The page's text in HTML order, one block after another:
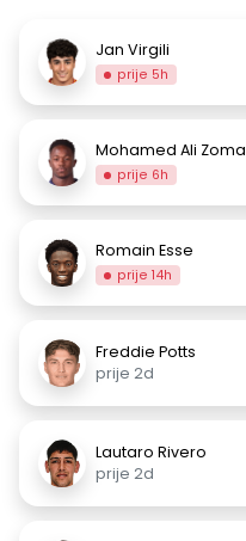
Jan Virgili
prije 5h
Mohamed Ali Zoma
prije 6h
Romain Esse
prije 14h
Freddie Potts
prije 2d
Lautaro Rivero
prije 2d